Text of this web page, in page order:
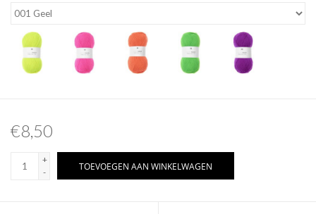
€8,50
+
-
TOEVOEGEN AAN WINKELWAGEN